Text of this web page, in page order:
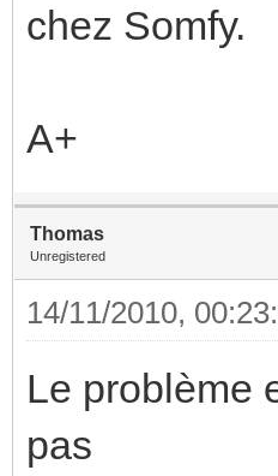
chez Somfy.
A+
Thomas
Unregistered
14/11/2010,
Le problème
pas